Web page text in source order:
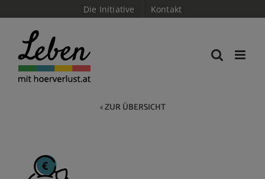
content
Die Initiative Kontakt
< ZUR ÜBERSICHT